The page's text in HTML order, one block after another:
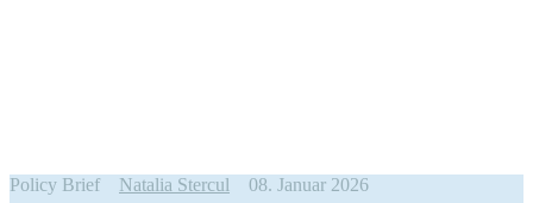
Policy Brief Natalia Stercul 08. Januar 2026